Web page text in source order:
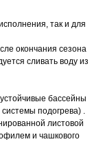
так и для
окончания сезона
сливать воду из
бассейны
подогрева) .
листовой
и чашкового